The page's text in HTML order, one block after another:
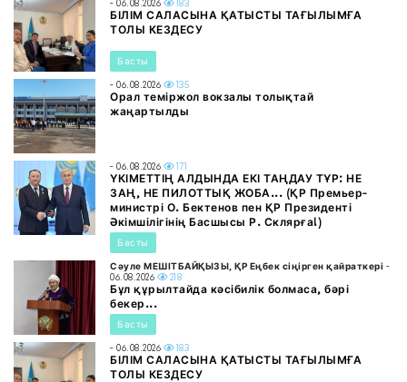
- 06.08.2026 183
БІЛІМ САЛАСЫНА ҚАТЫСТЫ ТАҒЫЛЫМҒА
ТОЛЫ КЕЗДЕСУ
Басты
- 06.08.2026 135
Орал теміржол вокзалы толықтай
жаңартылды
- 06.08.2026 171
ҮКІМЕТТІҢ АЛДЫНДА ЕКІ ТАҢДАУ ТҰР: НЕ
ЗАҢ, НЕ ПИЛОТТЫҚ ЖОБА... (ҚР Премьер-
министрі О. Бектенов пен ҚР Президенті
Әкімшілігінің Басшысы Р. Склярға!)
Басты
Сәуле МЕШІТБАЙҚЫЗЫ, ҚР Еңбек сіңірген қайраткері -
06.08.2026
218
Бұл құрылтайда кәсібилік болмаса, бәрі
бекер...
Басты
- 06.08.2026 183
БІЛІМ САЛАСЫНА ҚАТЫСТЫ ТАҒЫЛЫМҒА
ТОЛЫ КЕЗДЕСУ